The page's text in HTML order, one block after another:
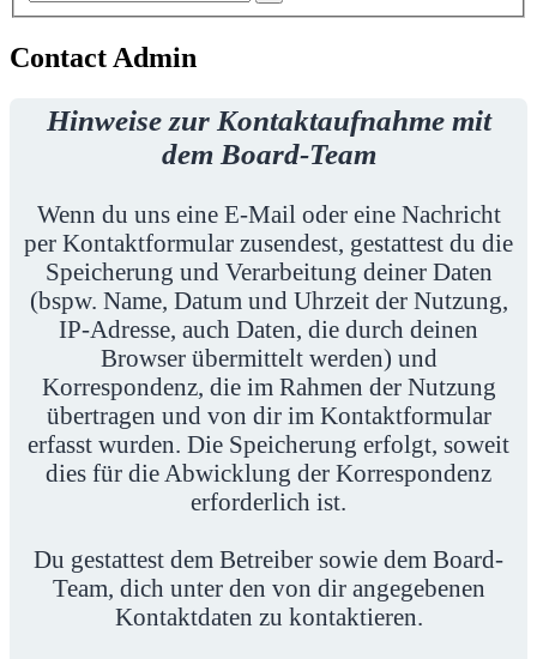
Contact Admin
Hinweise zur Kontaktaufnahme mit
dem Board-Team
Wenn du uns eine E-Mail oder eine Nachricht
per Kontaktformular zusendest, gestattest du die
Speicherung und Verarbeitung deiner Daten
(bspw. Name, Datum und Uhrzeit der Nutzung,
IP-Adresse, auch Daten, die durch deinen
Browser übermittelt werden) und
Korrespondenz, die im Rahmen der Nutzung
übertragen und von dir im Kontaktformular
erfasst wurden. Die Speicherung erfolgt, soweit
dies für die Abwicklung der Korrespondenz
erforderlich ist.
Du gestattest dem Betreiber sowie dem Board-
Team, dich unter den von dir angegebenen
Kontaktdaten zu kontaktieren.